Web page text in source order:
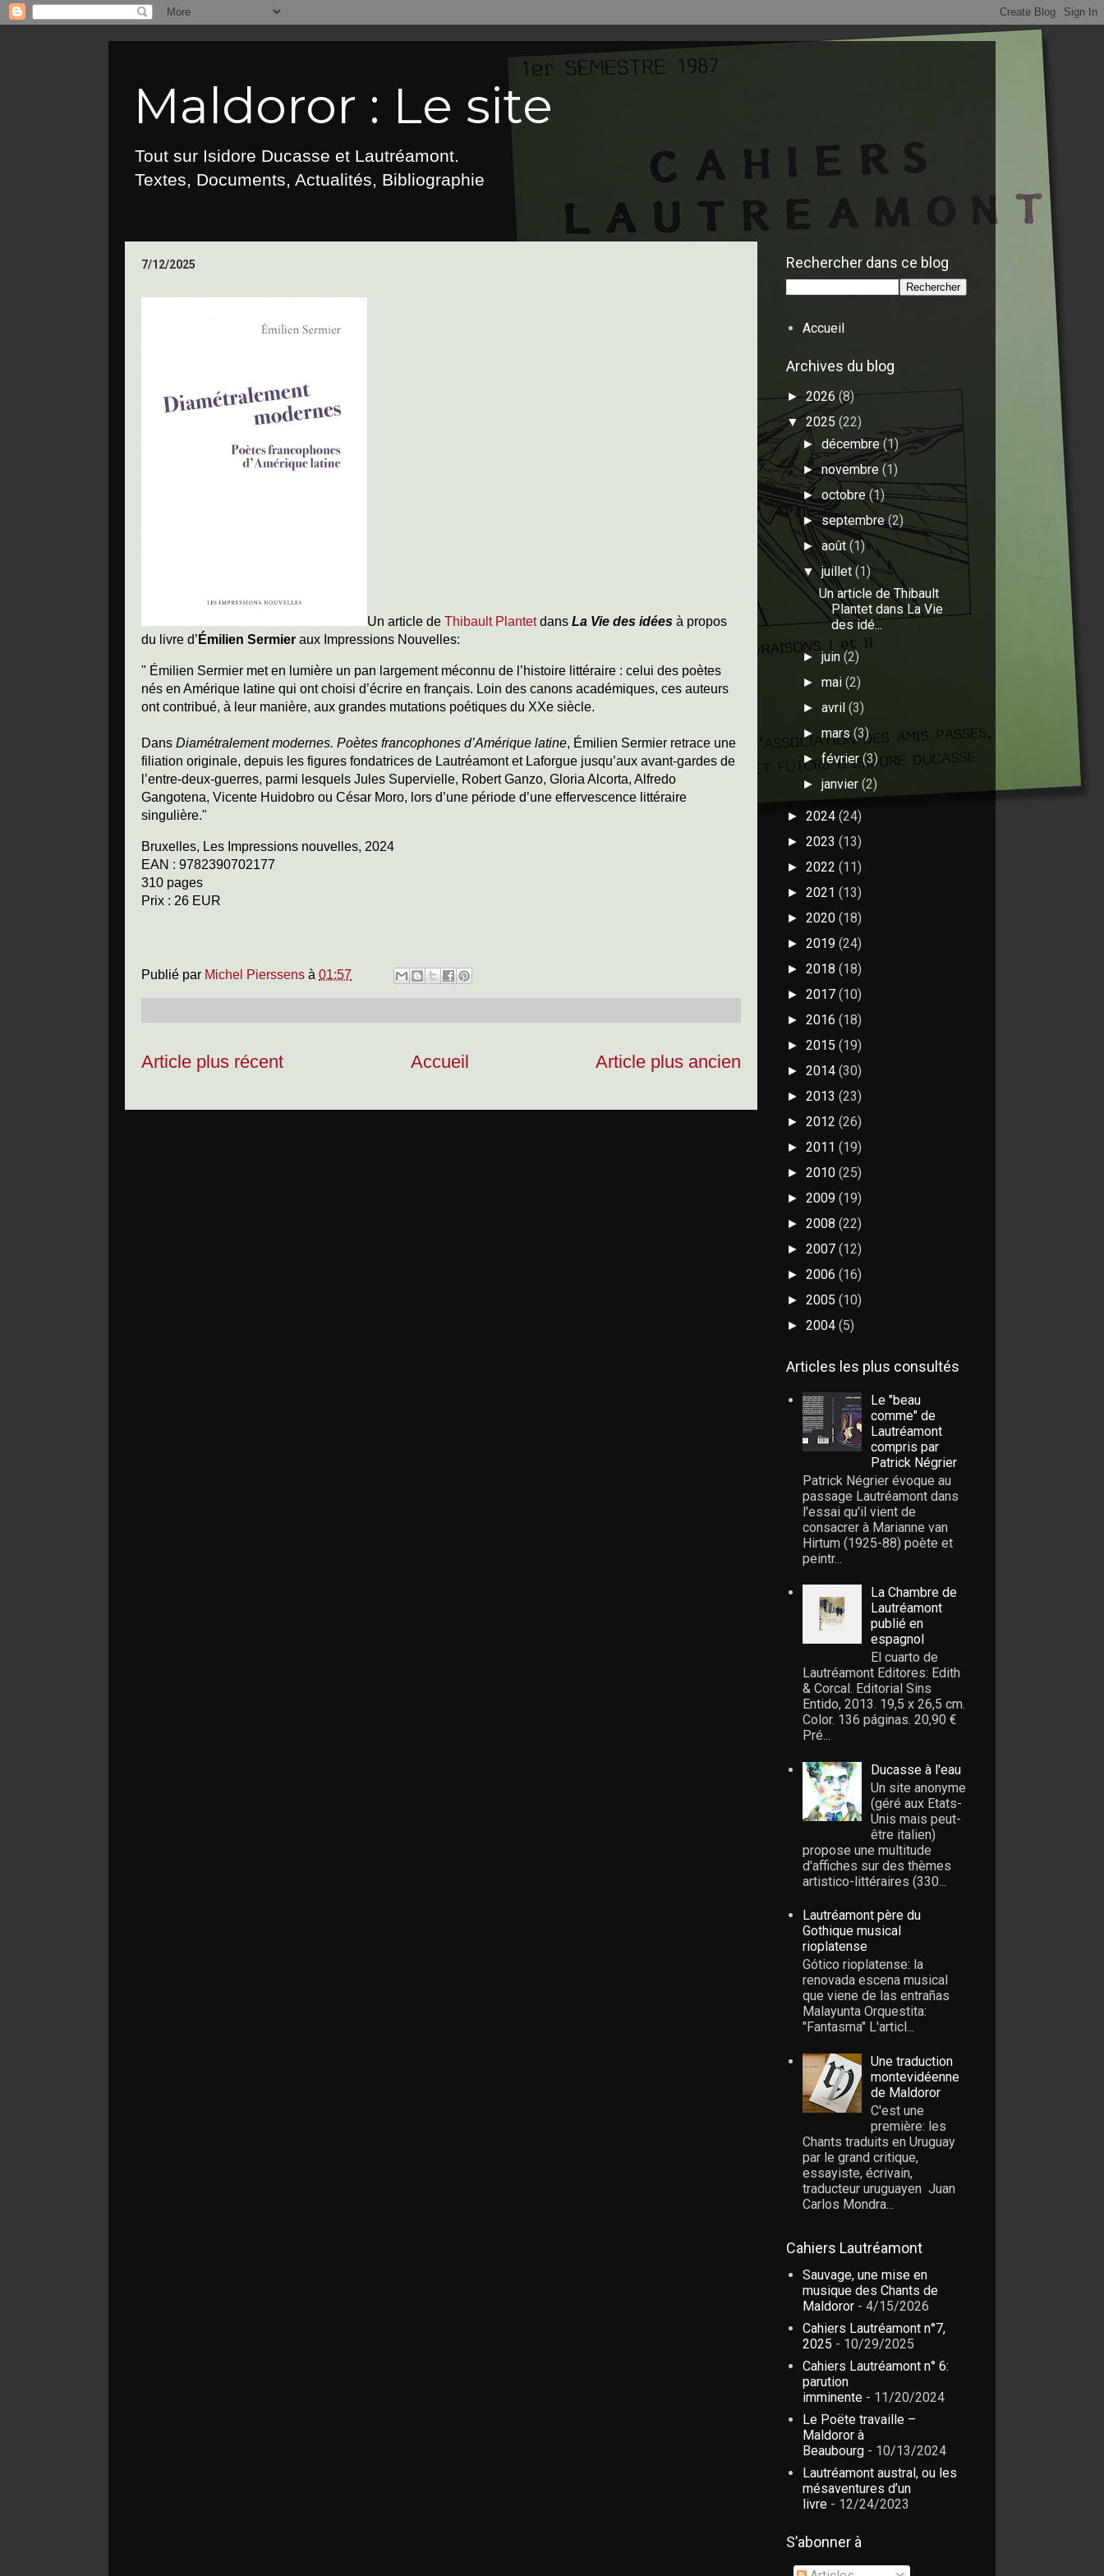
Maldoror : Le site
Tout sur Isidore Ducasse et Lautréamont.
Textes, Documents, Actualités, Bibliographie
7/12/2025
Un article de Thibault Plantetdans La Vie des idées à propos
du livre d’ Émilien Sermier aux Impressions Nouvelles:
" Émilien Sermier met en lumière un pan largement méconnu de l’histoire littéraire : celui des poètes
nés en Amérique latine qui ont choisi d’écrire en français. Loin des canons académiques, ces auteurs
ont contribué, à leur manière, aux grandes mutations poétiques du XXe siècle.
Dans Diamétralement modernes. Poètes francophones d’Amérique latine, Émilien Sermier retrace une
filiation originale, depuis les figures fondatrices de Lautréamont et Laforgue jusqu’aux avant-gardes de
l’entre-deux-guerres, parmi lesquels Jules Supervielle, Robert Ganzo, Gloria Alcorta, Alfredo
Gangotena, Vicente Huidobro ou César Moro, lors d’une période d’une effervescence littéraire
singulière."
Bruxelles, Les Impressions nouvelles, 2024
EAN : 9782390702177
310 pages
Prix : 26 EUR
Publié par Michel Pierssens à 01:57
Article plus récent Article plus ancien
Accueil
Rechercher dans ce blog
Accueil
Archives du blog
►2026(8)
▼2025 (22)
►décembre(1)
►novembre(1)
►octobre(1)
►septembre(2)
►août(1)
▼juillet(1)
Un article de Thibault
Plantet dans La Vie
des idé...
►juin(2)
►mai(2)
►avril(3)
►mars(3)
►février(3)
►janvier(2)
► 2024 (24)
► 2023 (13)
► 2022 (11)
► 2021 (13)
► 2020 (18)
► 2019 (24)
► 2018 (18)
► 2017 (10)
► 2016 (18)
► 2015 (19)
► 2014 (30)
► 2013 (23)
► 2012 (26)
► 2011 (19)
► 2010 (25)
► 2009 (19)
► 2008 (22)
► 2007 (12)
► 2006 (16)
► 2005 (10)
► 2004 (5)
Articles les plus consultés
Le "beau
comme" de
Lautréamont
compris par
Patrick Négrier
Patrick Négrier évoque au
passage Lautréamont dans
l'essai qu'il vient de
consacrer à Marianne van
Hirtum (1925-88) poète et
peintr...
La Chambre de
Lautréamont
publié en
espagnol
El cuarto de
Lautréamont Editores: Edith
& Corcal. Editorial Sins
Entido, 2013. 19,5 x 26,5 cm.
Color. 136 páginas. 20,90 €
Pré...
Ducasse à l'eau
Un site anonyme
(géré aux Etats-
Unis mais peut-
être italien)
propose une multitude
d'affiches sur des thèmes
artistico-littéraires (330...
Lautréamont père du
Gothique musical
rioplatense
Gótico rioplatense: la
renovada escena musical
que viene de las entrañas
Malayunta Orquestita:
"Fantasma" L'articl...
Une traduction
montevidéenne
de Maldoror
C'est une
première: les
Chants traduits en Uruguay
par le grand critique,
essayiste, écrivain,
traducteur uruguayen Juan
Carlos Mondra...
Cahiers Lautréamont
Sauvage, une mise en
musique des Chants de
Maldoror - 4/15/2026
Cahiers Lautréamont n°7,
2025 - 10/29/2025
Cahiers Lautréamont n° 6:
parution
imminente - 11/20/2024
Le Poëte travaille –
Maldoror à
Beaubourg - 10/13/2024
Lautréamont austral, ou les
mésaventures d’un
livre - 12/24/2023
S’abonner à